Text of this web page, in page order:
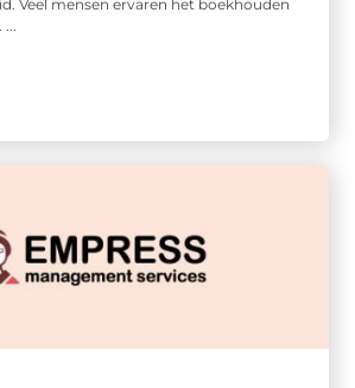
Veel mensen ervaren het boekhouden
...